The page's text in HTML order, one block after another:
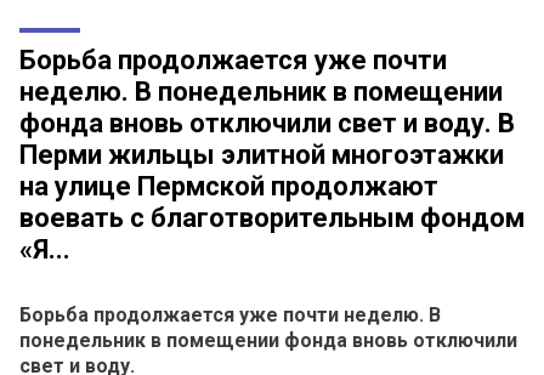
Борьба продолжается уже почти
неделю. В понедельник в помещении
фонда вновь отключили свет и воду. В
Перми жильцы элитной многоэтажки
на улице Пермской продолжают
воевать с благотворительным фондом
«Я...
Борьба продолжается уже почти неделю. В
понедельник в помещении фонда вновь отключили
свет и воду.